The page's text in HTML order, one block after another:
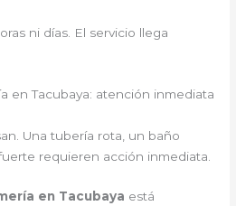
ni días. El servicio llega
en Tacubaya: atención inmediata
Una tubería rota, un baño
requieren acción inmediata.
en Tacubaya está